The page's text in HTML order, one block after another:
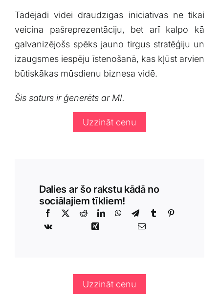
Tādējādi videi draudzīgas iniciatīvas ne‍ tikai
veicina pašreprezentāciju, bet arī kalpo kā
galvanizējošs⁢ spēks jauno tirgus stratēģiju un
izaugsmes⁢ iespēju īstenošanā,​ kas kļūst arvien​
būtiskākas mūsdienu biznesa vidē.
Šis saturs ir ģenerēts ar MI.
Uzzināt cenu
Dalies ar šo rakstu kādā no
sociālajiem tīkliem!
Uzzināt cenu